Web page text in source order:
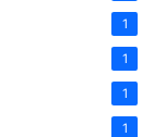
1
1
1
1